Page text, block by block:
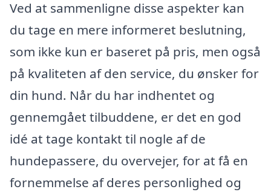
Ved at sammenligne disse aspekter kan
du tage en mere informeret beslutning,
som ikke kun er baseret på pris, men også
på kvaliteten af den service, du ønsker for
din hund. Når du har indhentet og
gennemgået tilbuddene, er det en god
idé at tage kontakt til nogle af de
hundepassere, du overvejer, for at få en
fornemmelse af deres personlighed og